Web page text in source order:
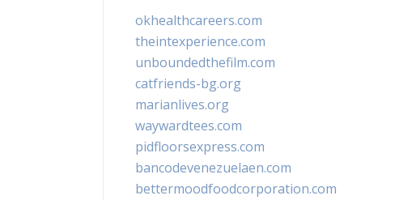
okhealthcareers.com
theintexperience.com
unboundedthefilm.com
catfriends-bg.org
marianlives.org
waywardtees.com
pidfloorsexpress.com
bancodevenezuelaen.com
bettermoodfoodcorporation.com